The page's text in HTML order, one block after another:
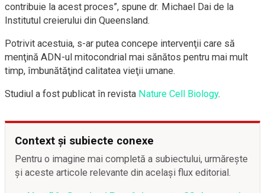
contribuie la acest proces”, spune dr. Michael Dai de la
Institutul creierului din Queensland.
Potrivit acestuia, s-ar putea concepe intervenţii care să
menţină ADN-ul mitocondrial mai sănătos pentru mai mult
timp, îmbunătăţind calitatea vieţii umane.
Studiul a fost publicat în revista Nature Cell Biology.
Context și subiecte conexe
Pentru o imagine mai completă a subiectului, urmărește
și aceste articole relevante din același flux editorial.